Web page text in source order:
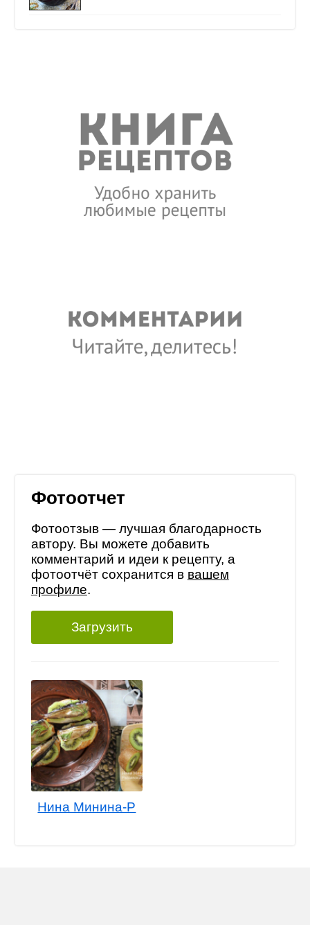
Фотоотчет
Фотоотзыв — лучшая благодарность
автору. Вы можете добавить
комментарий и идеи к рецепту, а
фотоотчёт сохранится в вашем
профиле.
Загрузить
Нина Минина-Р